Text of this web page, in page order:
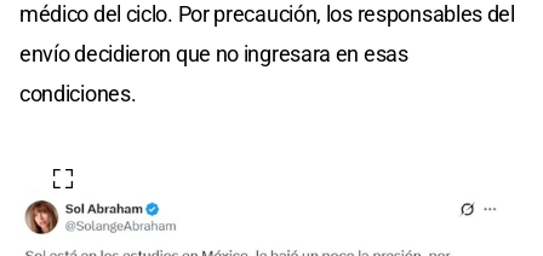
médico del ciclo. Por precaución, los responsables del
envío decidieron que no ingresara en esas
condiciones.